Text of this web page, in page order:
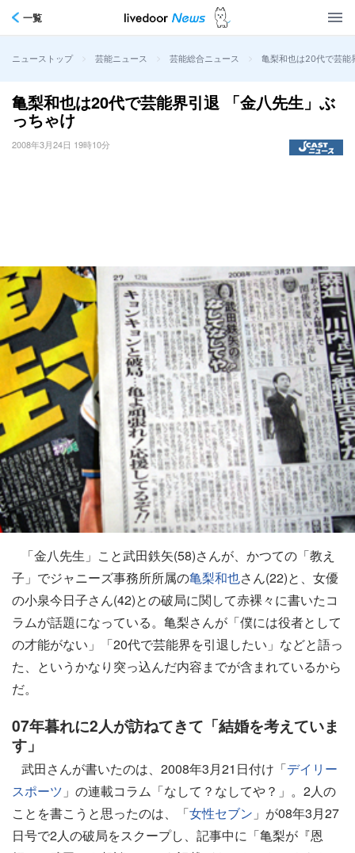
一覧
ニューストップ > 芸能ニュース > 芸能総合ニュース > 亀梨和也は20代で芸能
亀梨和也は20代で芸能界引退 「金八先生」ぶ
っちゃけ
2008年3月24日 19時10分
「金八先生」こと武田鉄矢(58)さんが、かつての「教え
子」でジャニーズ事務所所属の亀梨和也さん(22)と、女優
の小泉今日子さん(42)との破局に関して赤裸々に書いたコ
ラムが話題になっている。亀梨さんが「僕には役者として
の才能がない」「20代で芸能界を引退したい」などと語っ
た、というかなり突っ込んだ内容までが含まれているから
だ。
07年暮れに2人が訪ねてきて「結婚を考えていま
す」
武田さんが書いたのは、2008年3月21日付け「デイリー
スポーツ 」の連載コラム「なして？なしてや？」。2人の
ことを書こうと思ったのは、「女性セブン 」が08年3月27
日号で2人の破局をスクープし、記事中に「亀梨が『恩